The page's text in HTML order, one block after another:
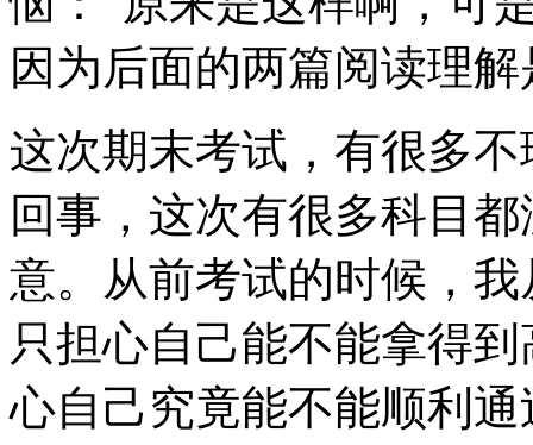
因为后面的两篇阅读理
这次期末考试，有很多
回事，这次有很多科目
意。从前考试的时候，
只担心自己能不能拿得
心自己究竟能不能顺利